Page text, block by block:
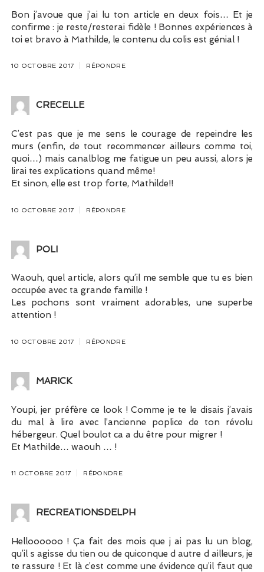
Bon j’avoue que j’ai lu ton article en deux fois… Et je
confirme : je reste/resterai fidèle ! Bonnes expériences à
toi et bravo à Mathilde, le contenu du colis est génial !
10 OCTOBRE 2017 RÉPONDRE
CRECELLE
C’est pas que je me sens le courage de repeindre les
murs (enfin, de tout recommencer ailleurs comme toi,
quoi…) mais canalblog me fatigue un peu aussi, alors je
lirai tes explications quand même!
Et sinon, elle est trop forte, Mathilde!!
10 OCTOBRE 2017 RÉPONDRE
POLI
Waouh, quel article, alors qu’il me semble que tu es bien
occupée avec ta grande famille !
Les pochons sont vraiment adorables, une superbe
attention !
10 OCTOBRE 2017 RÉPONDRE
MARICK
Youpi, jer préfère ce look ! Comme je te le disais j’avais
du mal à lire avec l’ancienne poplice de ton révolu
hébergeur. Quel boulot ca a du être pour migrer !
Et Mathilde… waouh … !
11 OCTOBRE 2017 RÉPONDRE
RECREATIONSDELPH
Helloooooo ! Ça fait des mois que j ai pas lu un blog,
qu’il s agisse du tien ou de quiconque d autre d ailleurs, je
te rassure ! Et là c’est comme une évidence qu’il faut que